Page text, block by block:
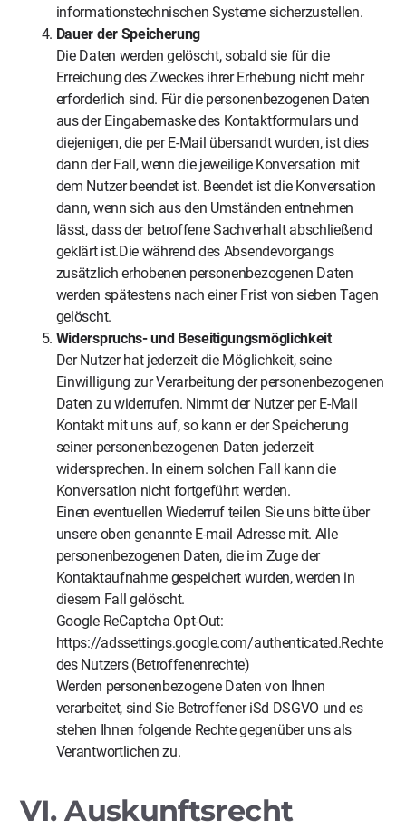
informationstechnischen Systeme sicherzustellen.
Dauer der Speicherung
Die Daten werden gelöscht, sobald sie für die
Erreichung des Zweckes ihrer Erhebung nicht mehr
erforderlich sind. Für die personenbezogenen Daten
aus der Eingabemaske des Kontaktformulars und
diejenigen, die per E-Mail übersandt wurden, ist dies
dann der Fall, wenn die jeweilige Konversation mit
dem Nutzer beendet ist. Beendet ist die Konversation
dann, wenn sich aus den Umständen entnehmen
lässt, dass der betroffene Sachverhalt abschließend
geklärt ist.Die während des Absendevorgangs
zusätzlich erhobenen personenbezogenen Daten
werden spätestens nach einer Frist von sieben Tagen
gelöscht.
Widerspruchs- und Beseitigungsmöglichkeit
Der Nutzer hat jederzeit die Möglichkeit, seine
Einwilligung zur Verarbeitung der personenbezogenen
Daten zu widerrufen. Nimmt der Nutzer per E-Mail
Kontakt mit uns auf, so kann er der Speicherung
seiner personenbezogenen Daten jederzeit
widersprechen. In einem solchen Fall kann die
Konversation nicht fortgeführt werden.
Einen eventuellen Wiederruf teilen Sie uns bitte über
unsere oben genannte E-mail Adresse mit. Alle
personenbezogenen Daten, die im Zuge der
Kontaktaufnahme gespeichert wurden, werden in
diesem Fall gelöscht.
Google ReCaptcha Opt-Out:
https://adssettings.google.com/authenticated.Rechte
des Nutzers (Betroffenenrechte)
Werden personenbezogene Daten von Ihnen
verarbeitet, sind Sie Betroffener iSd DSGVO und es
stehen Ihnen folgende Rechte gegenüber uns als
Verantwortlichen zu.
VI. Auskunftsrecht